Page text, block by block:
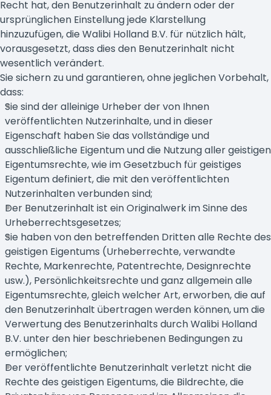
Recht hat, den Benutzerinhalt zu ändern oder der
ursprünglichen Einstellung jede Klarstellung
hinzuzufügen, die Walibi Holland B.V. für nützlich hält,
vorausgesetzt, dass dies den Benutzerinhalt nicht
wesentlich verändert.
Sie sichern zu und garantieren, ohne jeglichen Vorbehalt,
dass:
Sie sind der alleinige Urheber der von Ihnen
veröffentlichten Nutzerinhalte, und in dieser
Eigenschaft haben Sie das vollständige und
ausschließliche Eigentum und die Nutzung aller geistigen
Eigentumsrechte, wie im Gesetzbuch für geistiges
Eigentum definiert, die mit den veröffentlichten
Nutzerinhalten verbunden sind;
Der Benutzerinhalt ist ein Originalwerk im Sinne des
Urheberrechtsgesetzes;
Sie haben von den betreffenden Dritten alle Rechte des
geistigen Eigentums (Urheberrechte, verwandte
Rechte, Markenrechte, Patentrechte, Designrechte
usw.), Persönlichkeitsrechte und ganz allgemein alle
Eigentumsrechte, gleich welcher Art, erworben, die auf
den Benutzerinhalt übertragen werden können, um die
Verwertung des Benutzerinhalts durch Walibi Holland
B.V. unter den hier beschriebenen Bedingungen zu
ermöglichen;
Der veröffentlichte Benutzerinhalt verletzt nicht die
Rechte des geistigen Eigentums, die Bildrechte, die